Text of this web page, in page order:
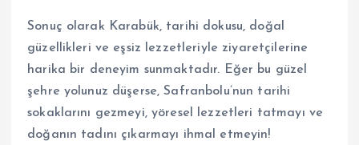
Sonuç olarak Karabük, tarihi dokusu, doğal
güzellikleri ve eşsiz lezzetleriyle ziyaretçilerine
harika bir deneyim sunmaktadır. Eğer bu güzel
şehre yolunuz düşerse, Safranbolu’nun tarihi
sokaklarını gezmeyi, yöresel lezzetleri tatmayı ve
doğanın tadını çıkarmayı ihmal etmeyin!